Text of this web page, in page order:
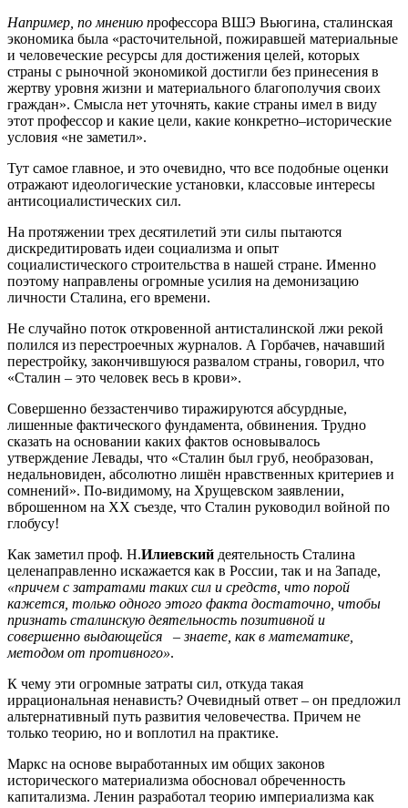
Например, по мнению профессора ВШЭ Вьюгина, сталинская
экономика была «расточительной, пожиравшей материальные
и человеческие ресурсы для достижения целей, которых
страны с рыночной экономикой достигли без принесения в
жертву уровня жизни и материального благополучия своих
граждан». Смысла нет уточнять, какие страны имел в виду
этот профессор и какие цели, какие конкретно–исторические
условия «не заметил».
Тут самое главное, и это очевидно, что все подобные оценки
отражают идеологические установки, классовые интересы
антисоциалистических сил.
На протяжении трех десятилетий эти силы пытаются
дискредитировать идеи социализма и опыт
социалистического строительства в нашей стране. Именно
поэтому направлены огромные усилия на демонизацию
личности Сталина, его времени.
Не случайно поток откровенной антисталинской лжи рекой
полился из перестроечных журналов. А Горбачев, начавший
перестройку, закончившуюся развалом страны, говорил, что
«Сталин – это человек весь в крови».
Совершенно беззастенчиво тиражируются абсурдные,
лишенные фактического фундамента, обвинения. Трудно
сказать на основании каких фактов основывалось
утверждение Левады, что «Сталин был груб, необразован,
недальновиден, абсолютно лишён нравственных критериев и
сомнений». По-видимому, на Хрущевском заявлении,
вброшенном на XX съезде, что Сталин руководил войной по
глобусу!
Как заметил проф. Н.Илиевский деятельность Сталина
целенаправленно искажается как в России, так и на Западе,
«причем с затратами таких сил и средств, что порой
кажется, только одного этого факта достаточно, чтобы
признать сталинскую деятельность позитивной и
совершенно выдающейся – знаете, как в математике,
методом от противного».
К чему эти огромные затраты сил, откуда такая
иррациональная ненависть? Очевидный ответ – он предложил
альтернативный путь развития человечества. Причем не
только теорию, но и воплотил на практике.
Маркс на основе выработанных им общих законов
исторического материализма обосновал обреченность
капитализма. Ленин разработал теорию империализма как